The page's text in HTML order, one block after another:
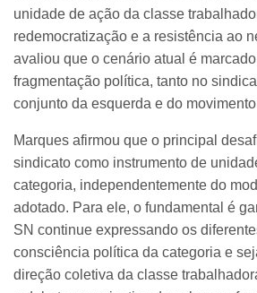
unidade de ação da classe
redemocratização e a resistência ao
avaliou que o cenário atual é
fragmentação política, tanto no
conjunto da esquerda e do
Marques afirmou que o principal
sindicato como instrumento de
categoria, independentemente do
adotado. Para ele, o fundamental é
SN continue expressando os
consciência política da categoria e
direção coletiva da classe